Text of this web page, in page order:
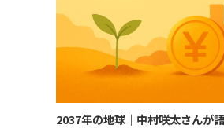
2037年の地球｜中村咲太さんが